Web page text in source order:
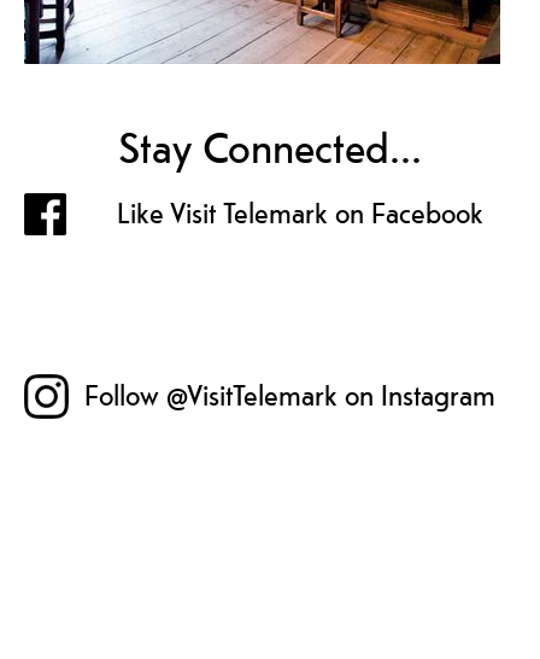
Stay Connected...
Like Visit Telemark on Facebook
Follow @VisitTelemark on Instagram